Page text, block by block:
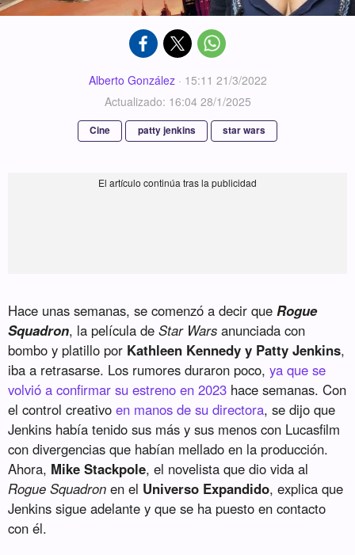
Alberto González· 15:11 21/3/2022
Actualizado: 16:04 28/1/2025
Cine patty jenkins star wars
Hace unas semanas, se comenzó a decir que Rogue
Squadron, la película deStar Wars anunciada con
bombo y platillo por Kathleen Kennedy y Patty Jenkins,
iba a retrasarse. Los rumores duraron poco,ya que se
volvió a confirmar su estreno en 2023 hace semanas. Con
el control creativoen manos de su directora, se dijo que
Jenkins había tenido sus más y sus menos con Lucasfilm
con divergencias que habían mellado en la producción.
Ahora, Mike Stackpole, el novelista que dio vida al
Rogue Squadron en el Universo Expandido, explica que
Jenkins sigue adelante y que se ha puesto en contacto
con él.